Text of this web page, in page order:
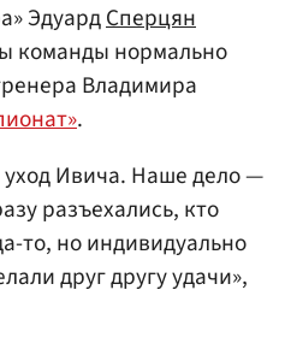
ЭдуардСперцян
команды нормально
Владимира
.
Ивича. Наше дело —
разъехались, кто
то, но индивидуально
друг другу удачи»,